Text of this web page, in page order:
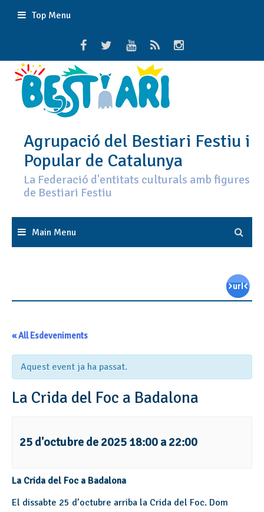
Top Menu
Agrupació del Bestiari Festiu i
Popular de Catalunya
La Federació d'entitats culturals amb figures
de Bestiari Festiu
Main Menu
« All Esdeveniments
Aquest event ja ha passat.
La Crida del Foc a Badalona
25 d'octubre de 2025 18:00 a22:00
La Crida del Foc a Badalona
El dissabte 25 d’octubre arriba la Crida del Foc. Dom